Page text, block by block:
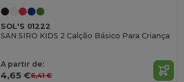
SOL'S 01222
SAN SIRO KIDS 2 Calção Básico Para Criança
A partir de:
4,65 €6,41 €